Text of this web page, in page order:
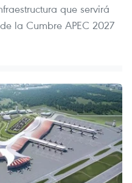
que servirá
la Cumbre APEC 2027